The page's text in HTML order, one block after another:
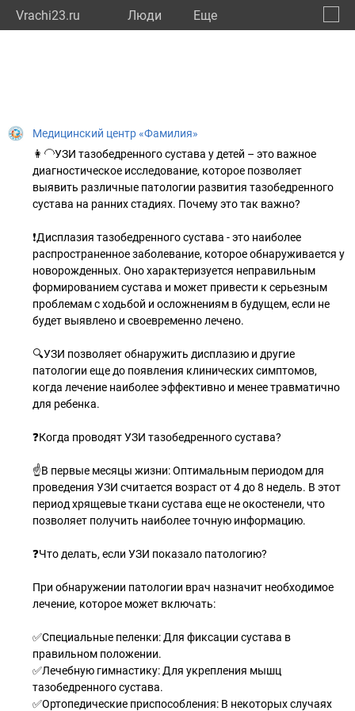
Vrachi23.ru Люди Eще
Медицинский центр «Фамилия»
👩‍🦲УЗИ тазобедренного сустава у детей – это важное
диагностическое исследование, которое позволяет
выявить различные патологии развития тазобедренного
сустава на ранних стадиях. Почему это так важно?
❗Дисплазия тазобедренного сустава - это наиболее
распространенное заболевание, которое обнаруживается у
новорожденных. Оно характеризуется неправильным
формированием сустава и может привести к серьезным
проблемам с ходьбой и осложнениям в будущем, если не
будет выявлено и своевременно лечено.
🔍УЗИ позволяет обнаружить дисплазию и другие
патологии еще до появления клинических симптомов,
когда лечение наиболее эффективно и менее травматично
для ребенка.
❓Когда проводят УЗИ тазобедренного сустава?
☝В первые месяцы жизни: Оптимальным периодом для
проведения УЗИ считается возраст от 4 до 8 недель. В этот
период хрящевые ткани сустава еще не окостенели, что
позволяет получить наиболее точную информацию.
❓Что делать, если УЗИ показало патологию?
При обнаружении патологии врач назначит необходимое
лечение, которое может включать:
✅Специальные пеленки: Для фиксации сустава в
правильном положении.
✅Лечебную гимнастику: Для укрепления мышц
тазобедренного сустава.
✅Ортопедические приспособления: В некоторых случаях